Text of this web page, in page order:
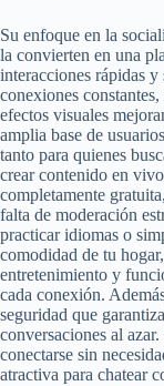
Su enfoque en la
la convierten en una
interacciones rápidas y
conexiones
efectos visuales
amplia base de
tanto para quienes
crear contenido en
completamente
falta de moderación
practicar idiomas o
comodidad de tu
entretenimiento y
cada conexión.
seguridad que
conversaciones al
conectarse sin
atractiva para chatear